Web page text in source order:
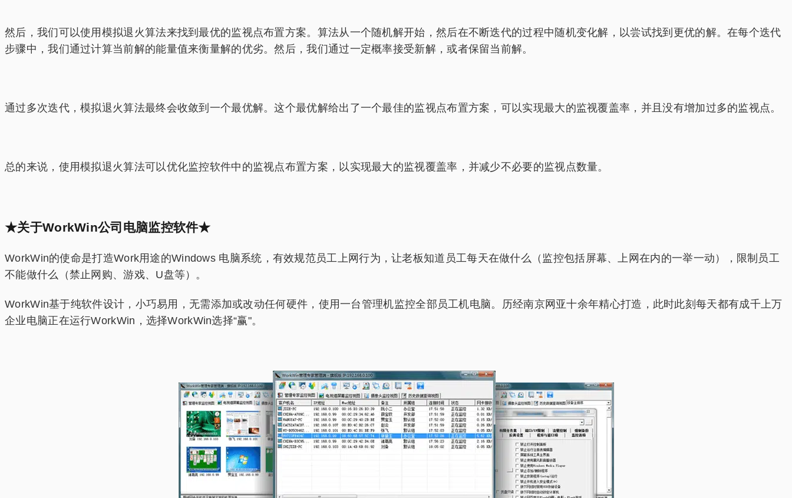
然后，我们可以使用模拟退火算法来找到最优的监视点布置方案。算法从一个随机解开始，然后在不断迭代的过程中随机变化解，以尝试找到更优的解。在每个迭代
步骤中，我们通过计算当前解的能量值来衡量解的优劣。然后，我们通过一定概率接受新解，或者保留当前解。
通过多次迭代，模拟退火算法最终会收敛到一个最优解。这个最优解给出了一个最佳的监视点布置方案，可以实现最大的监视覆盖率，并且没有增加过多的监视点。
总的来说，使用模拟退火算法可以优化监控软件中的监视点布置方案，以实现最大的监视覆盖率，并减少不必要的监视点数量。
★关于WorkWin公司电脑监控软件★
WorkWin的使命是打造Work用途的Windows 电脑系统，有效规范员工上网行为，让老板知道员工每天在做什么（监控包括屏幕、上网在内的一举一动），限制员工
不能做什么（禁止网购、游戏、U盘等）。
WorkWin基于纯软件设计，小巧易用，无需添加或改动任何硬件，使用一台管理机监控全部员工机电脑。历经南京网亚十余年精心打造，此时此刻每天都有成千上万
企业电脑正在运行WorkWin，选择WorkWin选择“赢"。